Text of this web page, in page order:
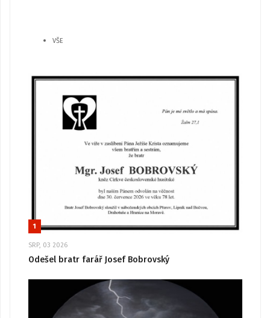
VŠE
1
SRP, 03 2026
Odešel bratr farář Josef Bobrovský